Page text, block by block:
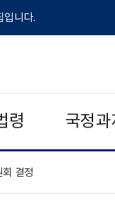
입니다.
령 국정과
회 결정